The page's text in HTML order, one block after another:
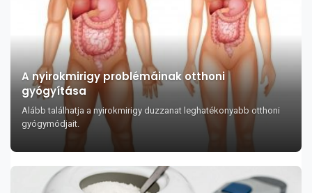
A nyirokmirigy problémáinak otthoni
gyógyítása
Alább találhatja a nyirokmirigy duzzanat leghatékonyabb otthoni
gyógymódjait.